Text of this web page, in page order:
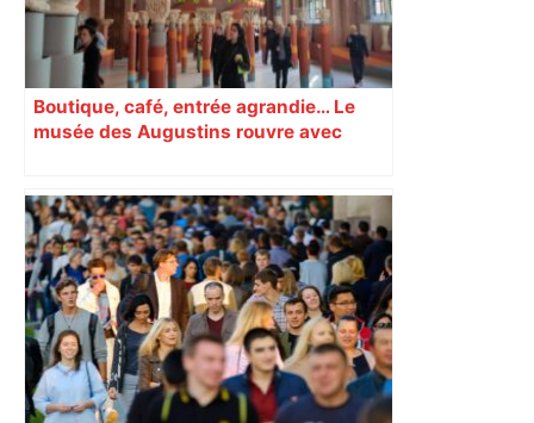
Boutique, café, entrée agrandie… Le
musée des Augustins rouvre avec